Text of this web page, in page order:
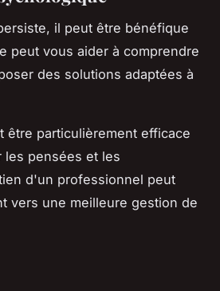
il peut être bénéfique
peut vous aider à comprendre
des solutions adaptées à
être particulièrement efficace
les pensées et les
d'un professionnel peut
vers une meilleure gestion de